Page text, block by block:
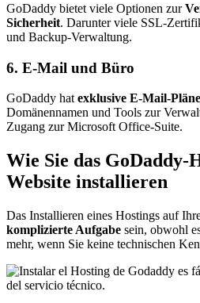
GoDaddy bietet viele Optionen zur
Sicherheit. Darunter viele SSL-
und Backup-Verwaltung.
6. E-Mail und Büro
GoDaddy hat exklusive E-Mail-Pläne
Domänennamen und Tools zur
Zugang zur Microsoft Office-Suite.
Wie Sie das
Website installieren
Das Installieren eines Hostings auf
komplizierte Aufgabe sein, obwohl
mehr, wenn Sie keine technischen